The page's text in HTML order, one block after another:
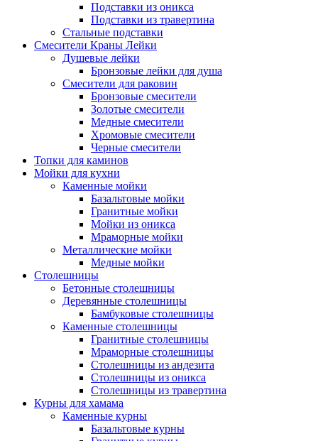
Подставки из оникса
Подставки из травертина
Стальные подставки
Смесители Краны Лейки
Душевые лейки
Бронзовые лейки для душа
Смесители для раковин
Бронзовые смесители
Золотые смесители
Медные смесители
Хромовые смесители
Черные смесители
Топки для каминов
Мойки для кухни
Каменные мойки
Базальтовые мойки
Гранитные мойки
Мойки из оникса
Мраморные мойки
Металлические мойки
Медные мойки
Столешницы
Бетонные столешницы
Деревянные столешницы
Бамбуковые столешницы
Каменные столешницы
Гранитные столешницы
Мраморные столешницы
Столешницы из андезита
Столешницы из оникса
Столешницы из травертина
Курны для хамама
Каменные курны
Базальтовые курны